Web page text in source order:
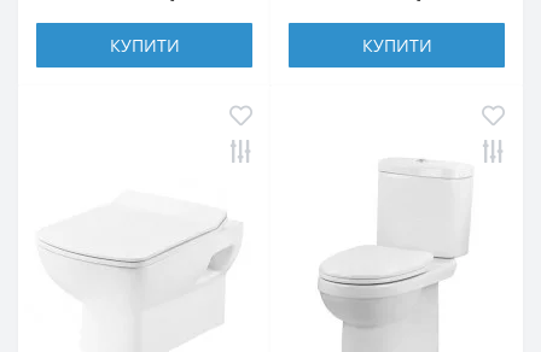
КУПИТИ КУПИТИ